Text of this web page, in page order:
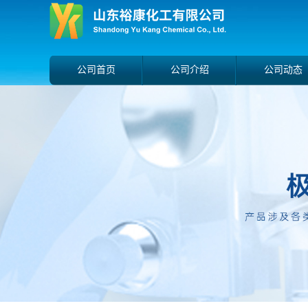
公司首页 公司介绍 公司动态